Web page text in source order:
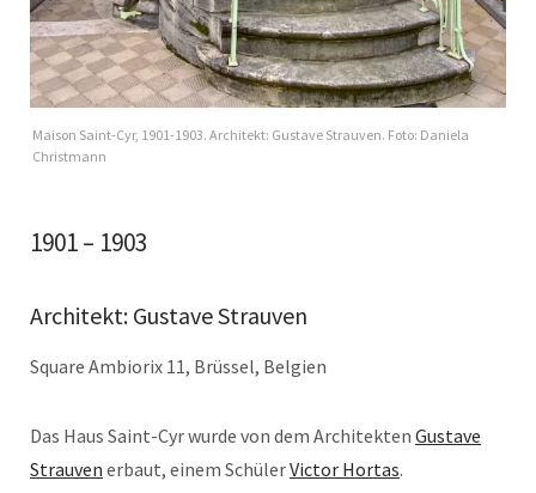
Maison Saint-Cyr, 1901-1903. Architekt: Gustave Strauven. Foto: Daniela
Christmann
1901 – 1903
Architekt: Gustave Strauven
Square Ambiorix 11, Brüssel, Belgien
Das Haus Saint-Cyr wurde von dem Architekten Gustave
Strauven erbaut, einem SchülerVictor Hortas.